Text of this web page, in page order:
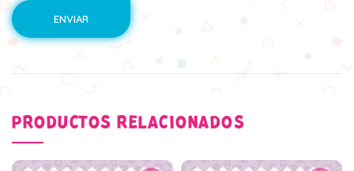
PRODUCTOS RELACIONADOS